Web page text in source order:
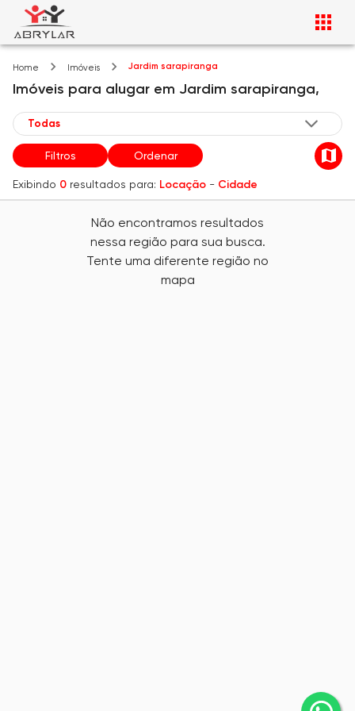
Home Imóveis Jardim sarapiranga
Imóveis para alugar em Jardim sarapiranga,
Filtros Ordenar
Exibindo 0 resultados para: Locação - Cidade
Não encontramos resultados
nessa região para sua busca.
Tente uma diferente região no
mapa